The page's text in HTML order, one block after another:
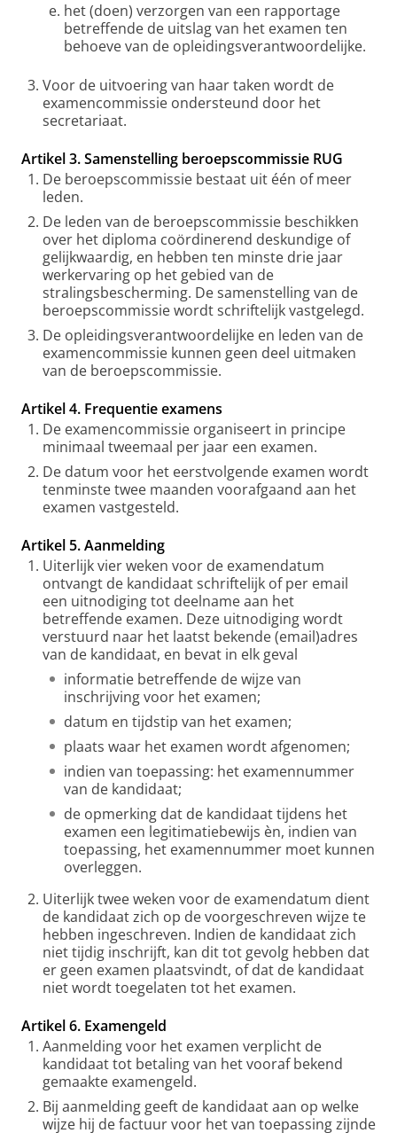
het (doen) verzorgen van een rapportage
betreffende de uitslag van het examen ten
behoeve van de opleidingsverantwoordelijke.
Voor de uitvoering van haar taken wordt de
examencommissie ondersteund door het
secretariaat.
Artikel 3. Samenstelling beroepscommissie RUG
De beroepscommissie bestaat uit één of meer
leden.
De leden van de beroepscommissie beschikken
over het diploma coördinerend deskundige of
gelijkwaardig, en hebben ten minste drie jaar
werkervaring op het gebied van de
stralingsbescherming. De samenstelling van de
beroepscommissie wordt schriftelijk vastgelegd.
De opleidingsverantwoordelijke en leden van de
examencommissie kunnen geen deel uitmaken
van de beroepscommissie.
Artikel 4. Frequentie examens
De examencommissie organiseert in principe
minimaal tweemaal per jaar een examen.
De datum voor het eerstvolgende examen wordt
tenminste twee maanden voorafgaand aan het
examen vastgesteld.
Artikel 5. Aanmelding
Uiterlijk vier weken voor de examendatum
ontvangt de kandidaat schriftelijk of per email
een uitnodiging tot deelname aan het
betreffende examen. Deze uitnodiging wordt
verstuurd naar het laatst bekende (email)adres
van de kandidaat, en bevat in elk geval
informatie betreffende de wijze van
inschrijving voor het examen;
datum en tijdstip van het examen;
plaats waar het examen wordt afgenomen;
indien van toepassing: het examennummer
van de kandidaat;
de opmerking dat de kandidaat tijdens het
examen een legitimatiebewijs èn, indien van
toepassing, het examennummer moet kunnen
overleggen.
Uiterlijk twee weken voor de examendatum dient
de kandidaat zich op de voorgeschreven wijze te
hebben ingeschreven. Indien de kandidaat zich
niet tijdig inschrijft, kan dit tot gevolg hebben dat
er geen examen plaatsvindt, of dat de kandidaat
niet wordt toegelaten tot het examen.
Artikel 6. Examengeld
Aanmelding voor het examen verplicht de
kandidaat tot betaling van het vooraf bekend
gemaakte examengeld.
Bij aanmelding geeft de kandidaat aan op welke
wijze hij de factuur voor het van toepassing zijnde